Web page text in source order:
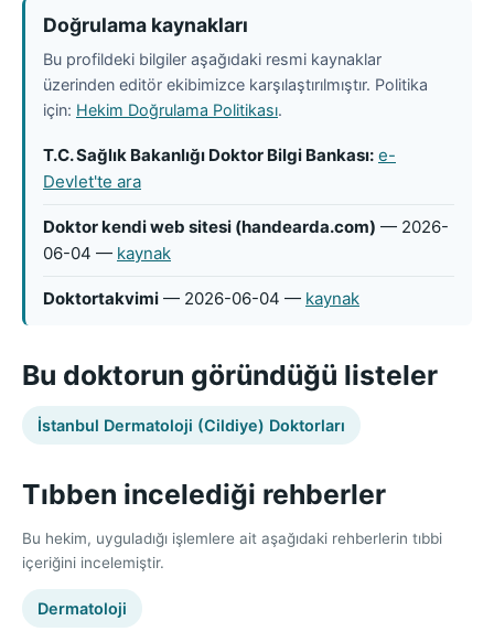
Doğrulama kaynakları
Bu profildeki bilgiler aşağıdaki resmi kaynaklar
üzerinden editör ekibimizce karşılaştırılmıştır. Politika
için: Hekim Doğrulama Politikası.
T.C. Sağlık Bakanlığı Doktor Bilgi Bankası: e-
Devlet'te ara
Doktor kendi web sitesi (handearda.com) — 2026-
06-04 — kaynak
Doktortakvimi — 2026-06-04 — kaynak
Bu doktorun göründüğü listeler
İstanbul Dermatoloji (Cildiye) Doktorları
Tıbben incelediği rehberler
Bu hekim, uyguladığı işlemlere ait aşağıdaki rehberlerin tıbbi
içeriğini incelemiştir.
Dermatoloji